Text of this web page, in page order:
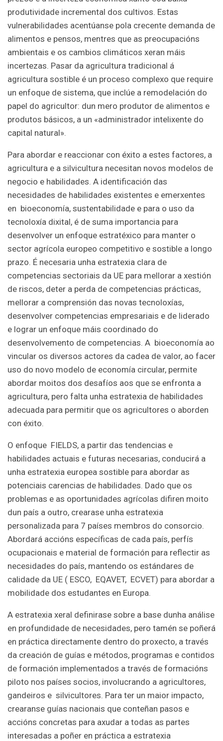
produtividade incremental dos cultivos. Estas
vulnerabilidades acentúanse pola crecente demanda de
alimentos e pensos, mentres que as preocupacións
ambientais e os cambios climáticos xeran máis
incertezas. Pasar da agricultura tradicional á
agricultura sostible é un proceso complexo que require
un enfoque de sistema, que inclúe a remodelación do
papel do agricultor: dun mero produtor de alimentos e
produtos básicos, a un «administrador intelixente do
capital natural».
Para abordar e reaccionar con éxito a estes factores, a
agricultura e a silvicultura necesitan novos modelos de
negocio e habilidades. A identificación das
necesidades de habilidades existentes e emerxentes
en bioeconomía, sustentabilidade e para o uso da
tecnoloxía dixital, é de suma importancia para
desenvolver un enfoque estratéxico para manter o
sector agrícola europeo competitivo e sostible a longo
prazo. É necesaria unha estratexia clara de
competencias sectoriais da UE para mellorar a xestión
de riscos, deter a perda de competencias prácticas,
mellorar a comprensión das novas tecnoloxías,
desenvolver competencias empresariais e de liderado
e lograr un enfoque máis coordinado do
desenvolvemento de competencias. A bioeconomía ao
vincular os diversos actores da cadea de valor, ao facer
uso do novo modelo de economía circular, permite
abordar moitos dos desafíos aos que se enfronta a
agricultura, pero falta unha estratexia de habilidades
adecuada para permitir que os agricultores o aborden
con éxito.
O enfoque FIELDS, a partir das tendencias e
habilidades actuais e futuras necesarias, conducirá a
unha estratexia europea sostible para abordar as
potenciais carencias de habilidades. Dado que os
problemas e as oportunidades agrícolas difiren moito
dun país a outro, crearase unha estratexia
personalizada para 7 países membros do consorcio.
Abordará accións específicas de cada país, perfís
ocupacionais e material de formación para reflectir as
necesidades do país, mantendo os estándares de
calidade da UE ( ESCO, EQAVET, ECVET) para abordar a
mobilidade dos estudantes en Europa.
A estratexia xeral definirase sobre a base dunha análise
en profundidade de necesidades, pero tamén se poñerá
en práctica directamente dentro do proxecto, a través
da creación de guías e métodos, programas e contidos
de formación implementados a través de formacións
piloto nos países socios, involucrando a agricultores,
gandeiros e silvicultores. Para ter un maior impacto,
crearanse guías nacionais que conteñan pasos e
accións concretas para axudar a todas as partes
interesadas a poñer en práctica a estratexia